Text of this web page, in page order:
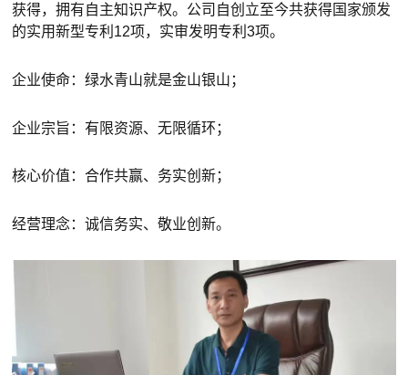
获得，拥有自主知识产权。公司自创立至今共获得国家颁发
的实用新型专利12项，实审发明专利3项。
企业使命：绿水青山就是金山银山；
企业宗旨：有限资源、无限循环；
核心价值：合作共赢、务实创新；
经营理念：诚信务实、敬业创新。